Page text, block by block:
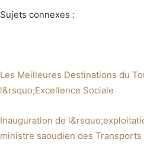
Sujets connexes :
Les Meilleures Destinations du
l&rsquo;Excellence Sociale
Inauguration de
ministre saoudien des Transports